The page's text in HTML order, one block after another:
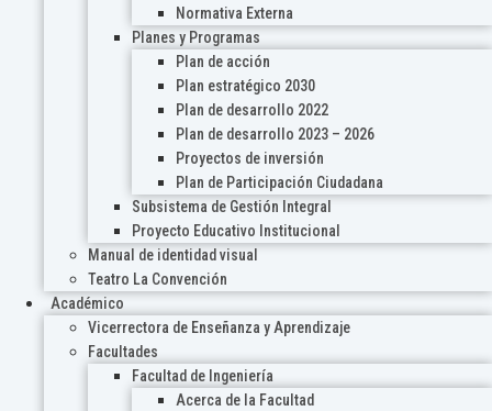
Normativa Externa
Planes y Programas
Plan de acción
Plan estratégico 2030
Plan de desarrollo 2022
Plan de desarrollo 2023 – 2026
Proyectos de inversión
Plan de Participación Ciudadana
Subsistema de Gestión Integral
Proyecto Educativo Institucional
Manual de identidad visual
Teatro La Convención
Académico
Vicerrectora de Enseñanza y Aprendizaje
Facultades
Facultad de Ingeniería
Acerca de la Facultad